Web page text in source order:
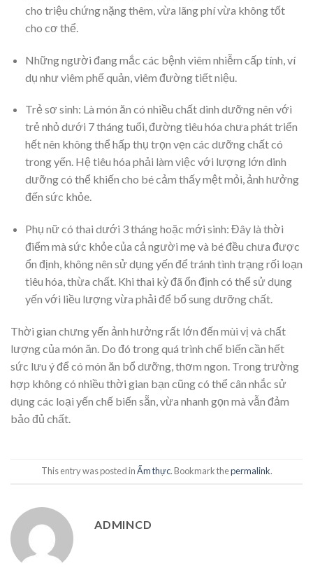
cho triệu chứng nặng thêm, vừa lãng phí vừa không tốt
cho cơ thể.
Những người đang mắc các bệnh viêm nhiễm cấp tính, ví
dụ như viêm phế quản, viêm đường tiết niệu.
Trẻ sơ sinh: Là món ăn có nhiều chất dinh dưỡng nên với
trẻ nhỏ dưới 7 tháng tuổi, đường tiêu hóa chưa phát triển
hết nên không thể hấp thụ trọn vẹn các dưỡng chất có
trong yến. Hệ tiêu hóa phải làm việc với lượng lớn dinh
dưỡng có thể khiến cho bé cảm thấy mệt mỏi, ảnh hưởng
đến sức khỏe.
Phụ nữ có thai dưới 3 tháng hoặc mới sinh: Đây là thời
điểm mà sức khỏe của cả người mẹ và bé đều chưa được
ổn định, không nên sử dụng yến để tránh tình trạng rối loạn
tiêu hóa, thừa chất. Khi thai kỳ đã ổn định có thể sử dụng
yến với liều lượng vừa phải để bổ sung dưỡng chất.
Thời gian chưng yến ảnh hưởng rất lớn đến mùi vị và chất
lượng của món ăn. Do đó trong quá trình chế biến cần hết
sức lưu ý để có món ăn bổ dưỡng, thơm ngon. Trong trường
hợp không có nhiều thời gian bạn cũng có thể cân nhắc sử
dụng các loại yến chế biến sẵn, vừa nhanh gọn mà vẫn đảm
bảo đủ chất.
This entry was posted inẨm thực. Bookmark thepermalink.
ADMINCD